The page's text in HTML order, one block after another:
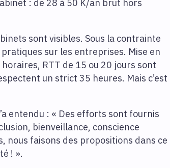
: de 28 à 50 K/an brut hors
sont visibles. Sous la contrainte
sur les entreprises. Mise en
RTT de 15 ou 20 jours sont
un strict 35 heures. Mais c’est
entendu : « Des efforts sont fournis
bienveillance, conscience
nous faisons des propositions dans ce
! ».